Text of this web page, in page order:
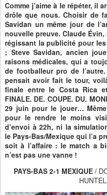
Comme j’aime à le répéter, il
drôle que nous. Choisir de
Savidan un même jour de
nouvelle preuve. Claude
régissant la publicité pour
; Steve Savidan, ancien
raisons médicales, qui a
de footballeur pro de l’autre.
pensait avoir fait le tour,
finale entre le Costa Rica
FINALE. DE. COUPE. DU.
29 juin pour le jouer…
pour le rendre le moins
d’envoi à 22h, ni la
le Pays-Bas/Mexique qui l’a
soit à l’affaire : le match a
n’est pas une vanne !
PAYS-BAS 2-1 MEXIQUE /